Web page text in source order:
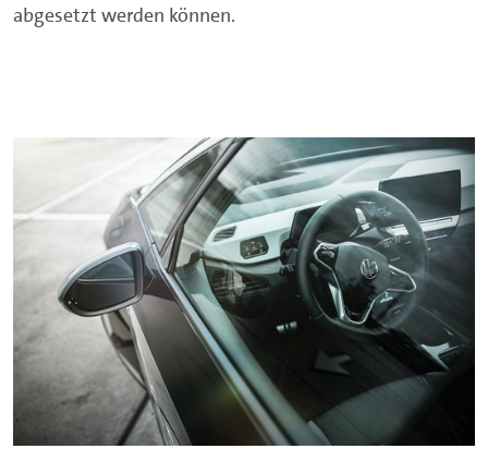
abgesetzt werden können.